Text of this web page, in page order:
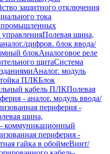
защитного отключения
тока
промышленных
Полевая шина,
цифров. блок ввода/
блокАналоговое реле
щитаСистема
Аналог. модуль
ПЛКБлок
кабель ПЛКПолевая
- аналог. модуль ввода/
периферия -
шина,
- коммуникационный
периферия -
гайка в обоймеВинт/